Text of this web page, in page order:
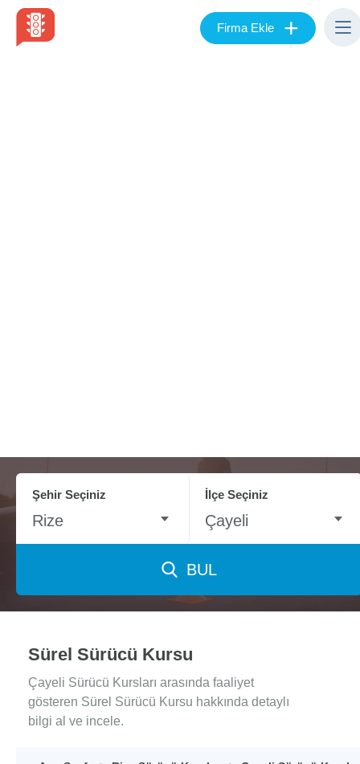
Firma Ekle +
Şehir Seçiniz
Rize
İlçe Seçiniz
Çayeli
BUL
Sürel Sürücü Kursu
Çayeli Sürücü Kursları arasında faaliyet
gösteren Sürel Sürücü Kursu hakkında detaylı
bilgi al ve incele.